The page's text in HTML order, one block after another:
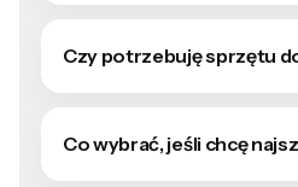
Czy potrzebuję sprzętu
Co wybrać, jeśli chcę